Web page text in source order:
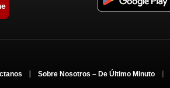
Sobre Nosotros – De Último Minuto